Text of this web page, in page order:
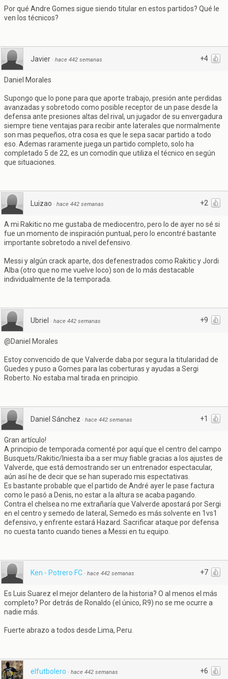
Por qué Andre Gomes sigue siendo titular en estos partidos? Qué le
ven los técnicos?
+4
Javier · hace 442 semanas
Daniel Morales
Supongo que lo pone para que aporte trabajo, presión ante perdidas
avanzadas y sobretodo como posible receptor de un pase desde la
defensa ante presiones altas del rival, un jugador de su envergadura
siempre tiene ventajas para recibir ante laterales que normalmente
son mas pequeños, otra cosa es que le sepa sacar partido a todo
eso. Ademas raramente juega un partido completo, solo ha
completado 5 de 22, es un comodín que utiliza el técnico en según
que situaciones.
+2
Luizao · hace 442 semanas
A mi Rakitic no me gustaba de mediocentro, pero lo de ayer no sé si
fue un momento de inspiración puntual, pero lo encontré bastante
importante sobretodo a nivel defensivo.
Messi y algún crack aparte, dos defenestrados como Rakitic y Jordi
Alba (otro que no me vuelve loco) son de lo más destacable
individualmente de la temporada.
+9
Ubriel · hace 442 semanas
@Daniel Morales
Estoy convencido de que Valverde daba por segura la titularidad de
Guedes y puso a Gomes para las coberturas y ayudas a Sergi
Roberto. No estaba mal tirada en principio.
+1
Daniel Sánchez · hace 442 semanas
Gran artículo!
A principio de temporada comenté por aquí que el centro del campo
Busquets/Rakitic/Iniesta iba a ser muy fiable gracias a los ajustes de
Valverde, que está demostrando ser un entrenador espectacular,
aún así he de decir que se han superado mis espectativas.
Es bastante probable que el partido de André ayer le pase factura
como le pasó a Denis, no estar a la altura se acaba pagando.
Contra el chelsea no me extrañaría que Valverde apostará por Sergi
en el centro y semedo de lateral, Semedo es más solvente en 1vs1
defensivo, y enfrente estará Hazard. Sacrificar ataque por defensa
no cuesta tanto cuando tienes a Messi en tu equipo.
+7
Ken - Potrero FC · hace 442 semanas
Es Luis Suarez el mejor delantero de la historia? O al menos el más
completo? Por detrás de Ronaldo (el único, R9) no se me ocurre a
nadie más.
Fuerte abrazo a todos desde Lima, Peru.
+6
elfutbolero · hace 442 semanas